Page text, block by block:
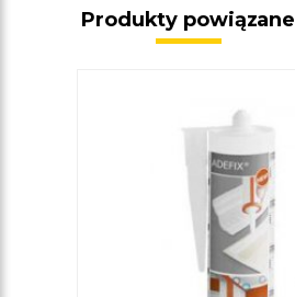
Produkty powiązane